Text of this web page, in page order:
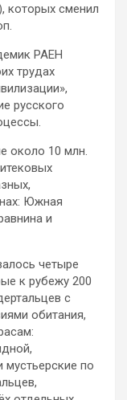
которых сменил
РАЕН
трудах
русского
около 10 млн.
Южная
и
четыре
к рубежу 200
с
обитания,
мустьерские по